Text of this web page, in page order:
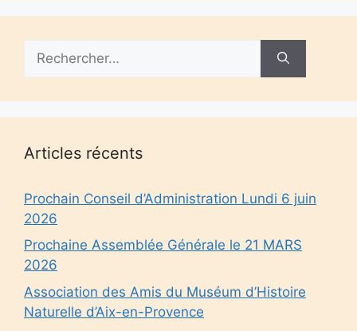
Articles récents
Prochain Conseil d’Administration Lundi 6 juin
2026
Prochaine Assemblée Générale le 21 MARS
2026
Association des Amis du Muséum d’Histoire
Naturelle d’Aix-en-Provence